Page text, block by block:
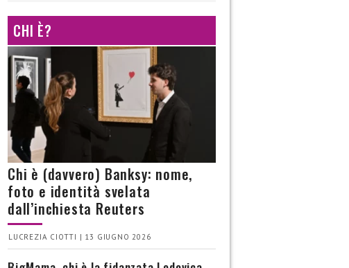
CHI È?
Chi è (davvero) Banksy: nome,
foto e identità svelata
dall’inchiesta Reuters
LUCREZIA CIOTTI | 13 GIUGNO 2026